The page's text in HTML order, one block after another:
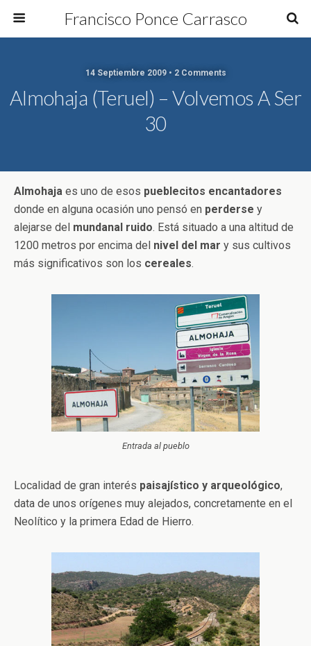
Francisco Ponce Carrasco
14 Septiembre 2009 • 2 Comments
Almohaja (Teruel) – Volvemos A Ser
30
Almohaja es uno de esos pueblecitos encantadores
donde en alguna ocasión uno pensó en perderse y
alejarse del mundanal ruido. Está situado a una altitud de
1200 metros por encima del nivel del mar y sus cultivos
más significativos son los cereales.
Entrada al pueblo
Localidad de gran interés paisajístico y arqueológico,
data de unos orígenes muy alejados, concretamente en el
Neolítico y la primera Edad de Hierro.